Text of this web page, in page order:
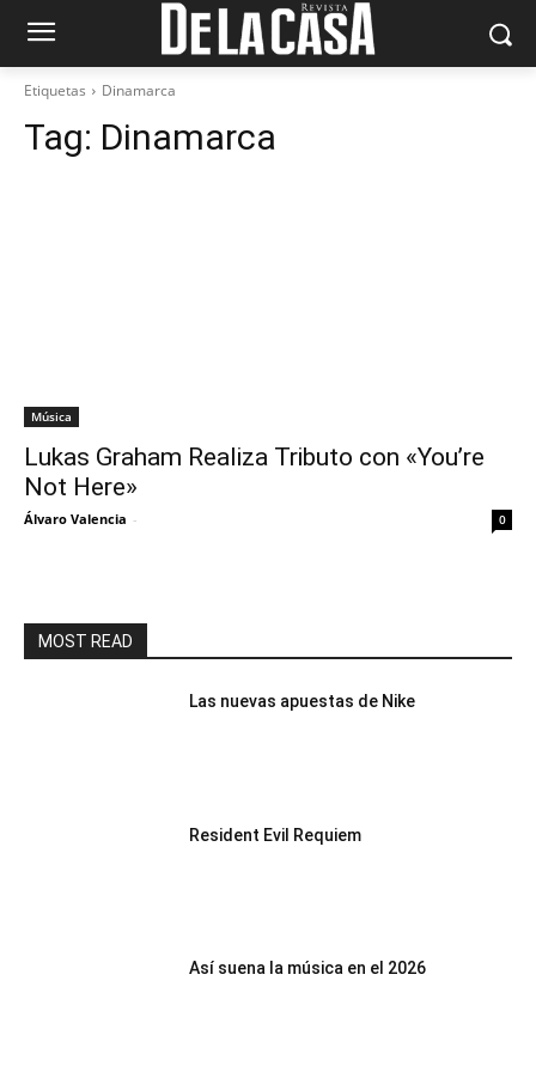
Etiquetas Dinamarca
Tag: Dinamarca
Música
Lukas Graham Realiza Tributo con «You’re
Not Here»
Álvaro Valencia - 0
MOST READ
Las nuevas apuestas de Nike
Resident Evil Requiem
Así suena la música en el 2026